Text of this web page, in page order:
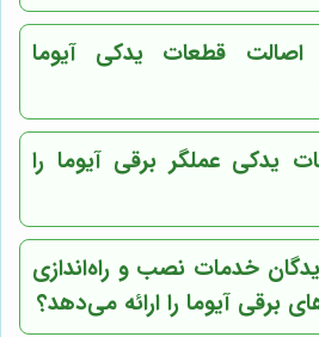
اصالت قطعات یدکی آیوما
یدکی عملگر برقی آیوما را
خدمات نصب و راه‌اندازی
برقی آیوما را ارائه می‌دهد؟